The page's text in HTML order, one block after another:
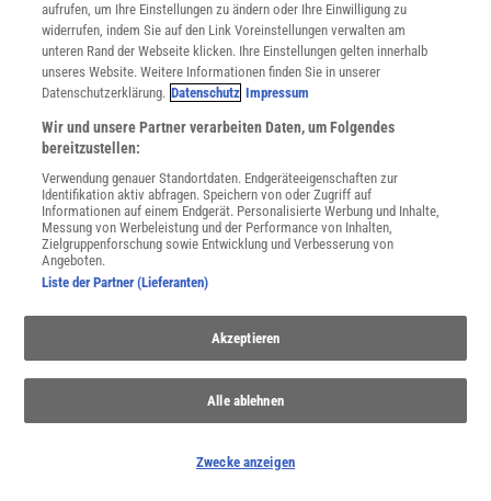
Spektrum.de-Newsletter abonnieren
JETZT ANMELDEN!
mit Ihren personenbezogenen Daten finden Sie in unsererDatenschutzerklärung
SERVICES
Newsletter
Kontakt
Spektrum Shop
Verträge kündigen
Widerruf
INFO
aufrufen, um Ihre Einstellungen zu ändern oder Ihre Einwilligung zu
widerrufen, indem Sie auf den Link Voreinstellungen verwalten am
unteren Rand der Webseite klicken. Ihre Einstellungen gelten innerhalb
unseres Website. Weitere Informationen finden Sie in unserer
Datenschutzerklärung. Datenschutz Impressum
Wir und unsere Partner verarbeiten Daten, um Folgendes
bereitzustellen:
Verwendung genauer Standortdaten. Endgeräteeigenschaften zur
Identifikation aktiv abfragen. Speichern von oder Zugriff auf
Informationen auf einem Endgerät. Personalisierte Werbung und Inhalte,
Messung von Werbeleistung und der Performance von Inhalten,
Zielgruppenforschung sowie Entwicklung und Verbesserung von
Angeboten.
Liste der Partner (Lieferanten)
Akzeptieren
Alle ablehnen
Zwecke anzeigen